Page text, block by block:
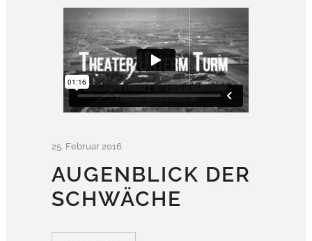
25. Februar 2016
AUGENBLICK DER
SCHWÄCHE